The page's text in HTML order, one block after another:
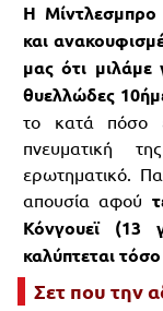
Η Μίντλεσμπρο
και
μας ότι
θυελλώδες
το κατά πόσο
πνευματική
ερωτηματικό.
απουσία αφού
Κόνγουεϊ
καλύπτεται
Σετ που την